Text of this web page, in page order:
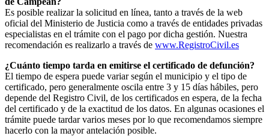
Es posible realizar la solicitud en línea, tanto a través de la web
oficial del Ministerio de Justicia como a través de entidades privadas
especialistas en el trámite con el pago por dicha gestión. Nuestra
recomendación es realizarlo a través de www.RegistroCivil.es
¿Cuánto tiempo tarda en emitirse el certificado de defunción?
El tiempo de espera puede variar según el municipio y el tipo de
certificado, pero generalmente oscila entre 3 y 15 días hábiles, pero
depende del Registro Civil, de los certificados en espera, de la fecha
del certificado y de la exactitud de los datos. En algunas ocasiones el
trámite puede tardar varios meses por lo que recomendamos siempre
hacerlo con la mayor antelación posible.